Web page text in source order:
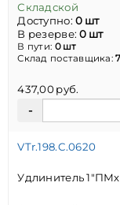
Складской
Доступно:0 шт
В резерве:0 шт
В пути: 0 шт
Склад поставщика:
437,00 руб.
VTr.198.C.0620
Удлинитель